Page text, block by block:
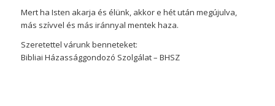
Mert ha Isten akarja és élünk, akkor e hét után megújulva,
más szívvel és más iránnyal mentek haza.
Szeretettel várunk benneteket:
Bibliai Házassággondozó Szolgálat – BHSZ